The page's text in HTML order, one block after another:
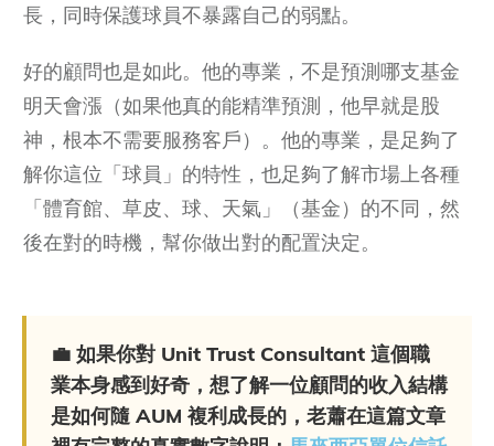
長，同時保護球員不暴露自己的弱點。
好的顧問也是如此。他的專業，不是預測哪支基金
明天會漲（如果他真的能精準預測，他早就是股
神，根本不需要服務客戶）。他的專業，是足夠了
解你這位「球員」的特性，也足夠了解市場上各種
「體育館、草皮、球、天氣」（基金）的不同，然
後在對的時機，幫你做出對的配置決定。
💼 如果你對 Unit Trust Consultant 這個職
業本身感到好奇，想了解一位顧問的收入結構
是如何隨 AUM 複利成長的，老蕭在這篇文章